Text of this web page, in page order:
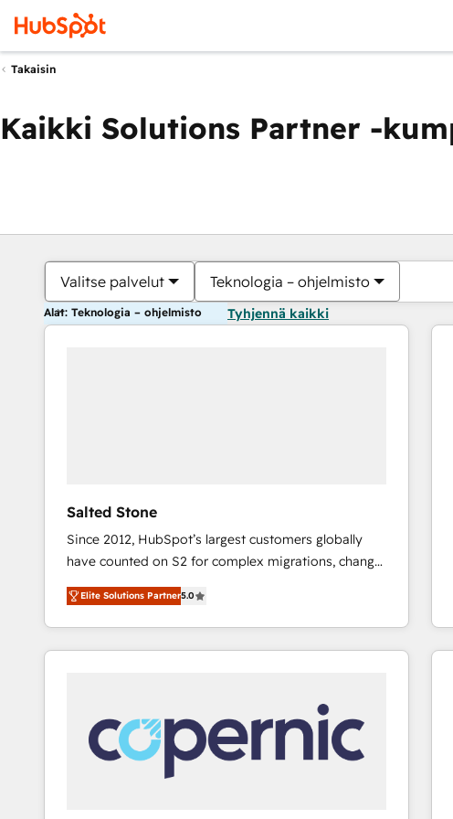
Takaisin
Kaikki Solutions Partner -
Valitse palvelut Teknologia – ohjelmisto
Alat: Teknologia – ohjelmisto Tyhjennä kaikki
Salted Stone
Since 2012, HubSpot’s largest customers globally
have counted on S2 for complex migrations, change
management, systems integration, and creative
solutions that deliver measurable impact and
transform brand experiences As one of the few full-
service creative agencies in the HubSpot
regionalized HubSpot websites, integrated
marketing campaigns, & RevOps frameworks that
fuel long-term success We connect the entire
customer lifecycle through seamless integrations,
Elite Solutions Partner5.0